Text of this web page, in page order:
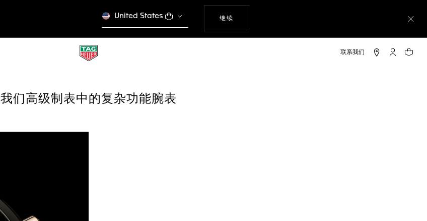
United States 继续
My TAG您的
我们高级制表中的复杂功能腕表